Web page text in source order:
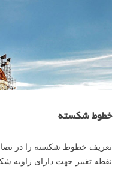
خطوط شکسته
تعریف خطوط شکسته را در
نقطه تغییر جهت دارای زاویه